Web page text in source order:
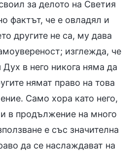
за делото на Светия
фактът, че е овладял и
другите не са, му дава
изглежда, че
в него никога няма да
нямат право на това
Само хора като него,
в продължение на много
е със значителна
да се наслаждават на